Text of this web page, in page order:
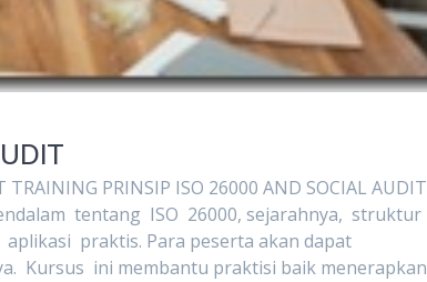
PRINSIP ISO 26000 AND SOCIAL AUDIT
tentang ISO 26000, sejarahnya, struktur
praktis. Para peserta akan dapat
Kursus ini membantu praktisi baik menerapkan